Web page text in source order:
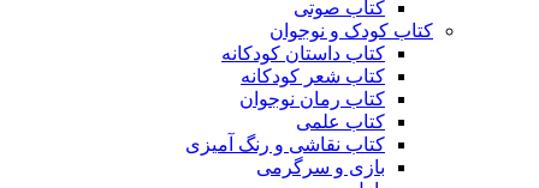
کتاب صوتی
کتاب کودک و نوجوان
کتاب داستان کودکانه
کتاب شعر کودکانه
کتاب رمان نوجوان
کتاب علمی
کتاب نقاشی و رنگ آمیزی
بازی و سرگرمی